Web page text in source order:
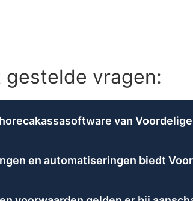
gestelde vragen:
van
Bonnen kunnen tijdelijk in de
en automatiseringen biedt